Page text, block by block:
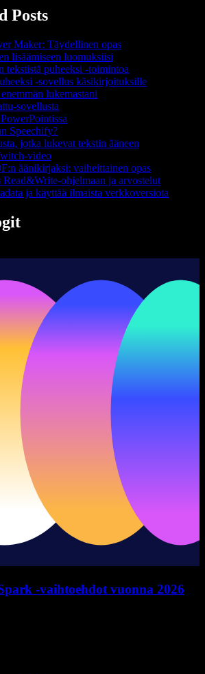
Posts
Maker: Täydellinen opas
lisäämiseen luomuksiisi
tekstistä puheeksi -toimintoa
-sovellus käsikirjoituksille
lukemastani
sovellusta
Speechify?
jotka lukevat tekstin ääneen
video
äänikirjaksi: vaiheittainen opas
ohjelmaan ja arvostelut
ja käyttää ilmaista verkkoversiota
-vaihtoehdot vuonna 2026